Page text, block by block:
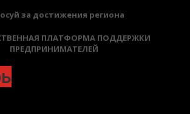
за достижения региона
ПЛАТФОРМА ПОДДЕРЖКИ
ПРЕДПРИНИМАТЕЛЕЙ